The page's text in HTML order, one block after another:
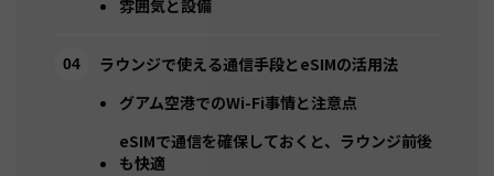
雰囲気と設備
ラウンジで使える通信手段とeSIMの活用法
グアム空港でのWi-Fi事情と注意点
eSIMで通信を確保しておくと、ラウンジ前後
も快適